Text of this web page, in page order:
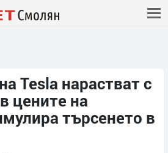
Tesla нарастват с
цените на
търсенето в